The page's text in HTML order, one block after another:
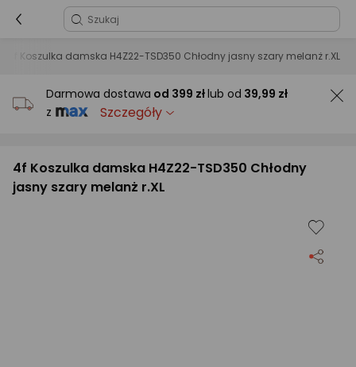
4f Koszulka damska H4Z22-TSD350 Chłodny jasny szary melanż r.XL
Darmowa dostawa od 399 złlub od 39,99 zł
z
Szczegóły
4f Koszulka damska H4Z22-TSD350 Chłodny
jasny szary melanż r.XL